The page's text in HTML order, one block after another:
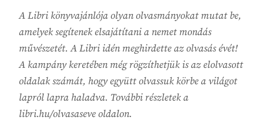
A Libri könyvajánlója olyan olvasmányokat mutat be,
amelyek segítenek elsajátítani a nemet mondás
művészetét. A Libri idén meghirdette az olvasás évét!
A kampány keretében még rögzíthetjük is az elolvasott
oldalak számát, hogy együtt olvassuk körbe a világot
lapról lapra haladva. További részletek a
libri.hu/olvasaseve oldalon.